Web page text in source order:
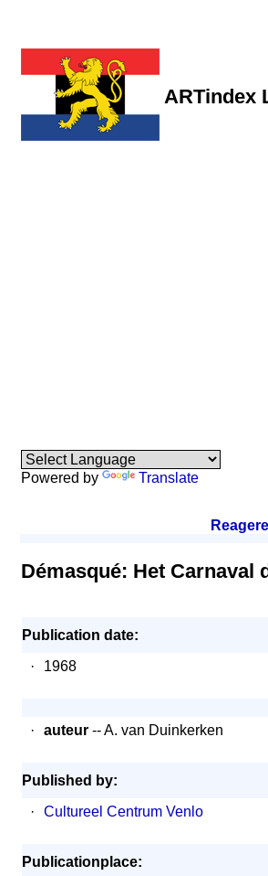
ARTindex
Powered by Translate
Démasqué: Het Carnaval
Publication date:
·
1968
· auteur -- A. van Duinkerken
Published by:
·
Cultureel Centrum Venlo
Publicationplace: